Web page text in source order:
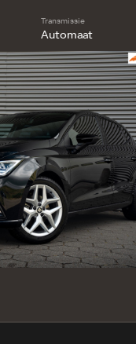
Transmissie
Automaat